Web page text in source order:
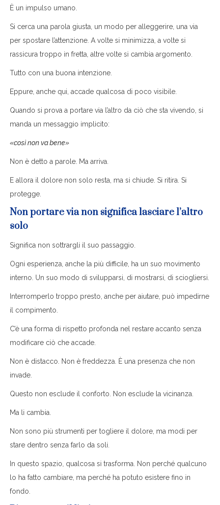
È un impulso umano.
Si cerca una parola giusta, un modo per alleggerire, una via
per spostare l’attenzione. A volte si minimizza, a volte si
rassicura troppo in fretta, altre volte si cambia argomento.
Tutto con una buona intenzione.
Eppure, anche qui, accade qualcosa di poco visibile.
Quando si prova a portare via l’altro da ciò che sta vivendo, si
manda un messaggio implicito:
«così non va bene»
Non è detto a parole. Ma arriva.
E allora il dolore non solo resta, ma si chiude. Si ritira. Si
protegge.
Non portare via non significa lasciare l’altro
solo
Significa non sottrargli il suo passaggio.
Ogni esperienza, anche la più difficile, ha un suo movimento
interno. Un suo modo di svilupparsi, di mostrarsi, di sciogliersi.
Interromperlo troppo presto, anche per aiutare, può impedirne
il compimento.
C’è una forma di rispetto profonda nel restare accanto senza
modificare ciò che accade.
Non è distacco. Non è freddezza. È una presenza che non
invade.
Questo non esclude il conforto. Non esclude la vicinanza.
Ma li cambia.
Non sono più strumenti per togliere il dolore, ma modi per
stare dentro senza farlo da soli.
In questo spazio, qualcosa si trasforma. Non perché qualcuno
lo ha fatto cambiare, ma perché ha potuto esistere fino in
fondo.